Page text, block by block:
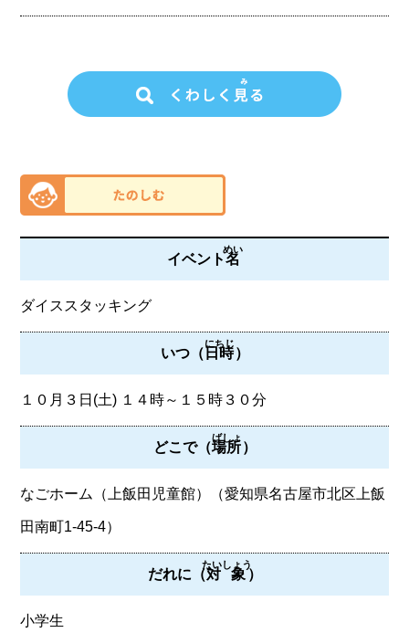
イベント名
めい
ダイススタッキング
いつ（日時
にちじ
）
１０月３日(土) １４時～１５時３０分
どこで（場所
ばしょ
）
なごホーム（上飯田児童館）（愛知県名古屋市北区上飯
田南町1-45-4）
だれに（対象
たいしょう
）
小学生